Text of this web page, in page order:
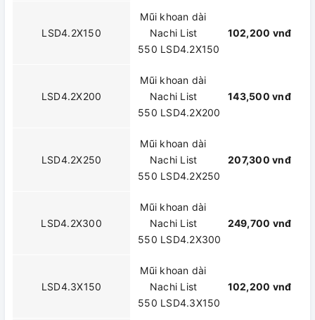
LSD4.2X150
Mũi khoan dài
Nachi List
550 LSD4.2X150
102,200 vnđ
LSD4.2X200
Mũi khoan dài
Nachi List
550 LSD4.2X200
143,500 vnđ
LSD4.2X250
Mũi khoan dài
Nachi List
550 LSD4.2X250
207,300 vnđ
LSD4.2X300
Mũi khoan dài
Nachi List
550 LSD4.2X300
249,700 vnđ
LSD4.3X150
Mũi khoan dài
Nachi List
550 LSD4.3X150
102,200 vnđ